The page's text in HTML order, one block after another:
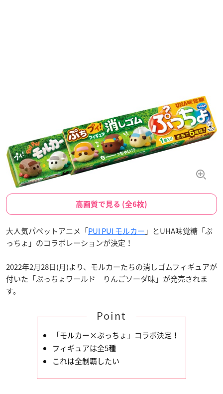
高画質で見る (全6枚)
大人気パペットアニメ「PUI PUI モルカー 」とUHA味覚糖「ぷ
っちょ」のコラボレーションが決定！
2022年2月28日(月)より、モルカーたちの消しゴムフィギュアが
付いた「ぷっちょワールド りんごソーダ味」が発売されま
す。
Point
「モルカー×ぷっちょ」コラボ決定！
フィギュアは全5種
これは全制覇したい